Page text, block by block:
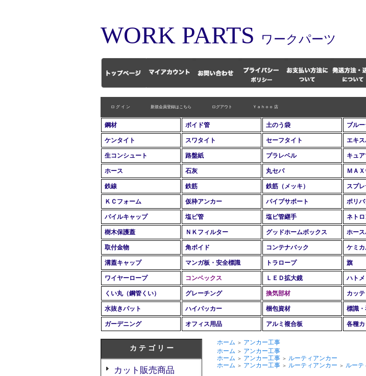
WORK PARTS ワークパーツ
ロ グ イ ン 新規会員登録はこちら ログアウト Ｙａｈｏｏ 店
鋼材 ボイド管 土のう袋 ブル
ケンタイト スワタイト セーフタイト エキ
生コンシュート 路盤紙 プラレベル キュ
ホース 石灰 丸セパ ＭＡ
鉄線 鉄筋 鉄筋（メッキ） スプ
ＫＣフォーム 仮枠アンカー パイプサポート ポリ
パイルキャップ 塩ビ管 塩ビ管継手 ネト
樹木保護蓋 ＮＫフィルター グッドホームボックス ホー
取付金物 角ボイド コンテナバック ケミ
溝蓋キャップ マンガ板・安全標識 トラロープ 旗
ワイヤーロープ コンベックス ＬＥＤ拡大鏡 ハトメ
くい丸（鋼管くい） グレーチング 換気部材 カッ
水抜きパット ハイパッカー 梱包資材 標識
ガーデニング オフィス用品 アルミ複合板 各種
カ テ ゴ リ ー
カット販売商品
ホーム ＞ アンカー工事
ホーム ＞ アンカー工事
ホーム ＞ アンカー工事 ＞ ルーティアンカー
ホーム ＞ アンカー工事 ＞ ルーティアンカー ＞ ルーテ